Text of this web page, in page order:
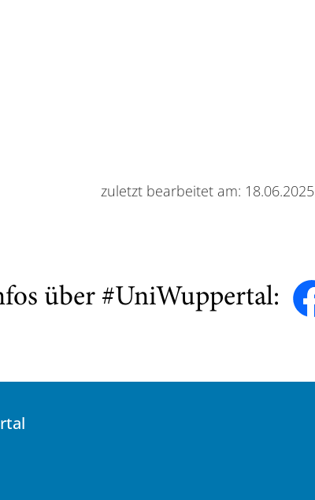
zuletzt bearbeitet am: 18.06.2025
über #UniWuppertal: